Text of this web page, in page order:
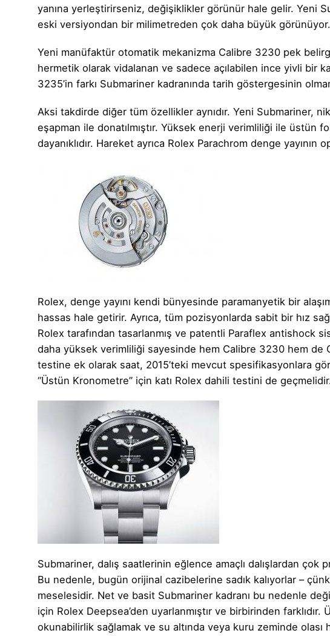
yanına yerleştirirseniz, değişiklikler görünür hale gelir. Yeni
eski versiyondan bir milimetreden çok daha büyük görünüyor.
Yeni manüfaktür otomatik mekanizma Calibre 3230 pek
hermetik olarak vidalanan ve sadece açılabilen ince yivli bir
3235’in farkı Submariner kadranında tarih göstergesinin
Aksi takdirde diğer tüm özellikler aynıdır. Yeni Submariner,
eşapman ile donatılmıştır. Yüksek enerji verimliliği ile üstün
dayanıklıdır. Hareket ayrıca Rolex Parachrom denge
Rolex, denge yayını kendi bünyesinde paramanyetik bir
hassas hale getirir. Ayrıca, tüm pozisyonlarda sabit bir hız
Rolex tarafından tasarlanmış ve patentli Paraflex antishock
daha yüksek verimliliği sayesinde hem Calibre 3230 hem de
testine ek olarak saat, 2015’teki mevcut spesifikasyonlara
“Üstün Kronometre” için katı Rolex dahili testini de
Submariner, dalış saatlerinin eğlence amaçlı dalışlardan
Bu nedenle, bugün orijinal cazibelerine sadık kalıyorlar –
meselesidir. Net ve basit Submariner kadranı bu nedenle
için Rolex Deepsea’den uyarlanmıştır ve birbirinden
okunabilirlik sağlamak ve su altında veya kuru zeminde olası